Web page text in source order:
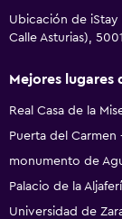
Ubicación de
Calle Asturias),
Mejores lugares
Real Casa de la
Puerta del Carmen
monumento de
Palacio de la
Universidad de